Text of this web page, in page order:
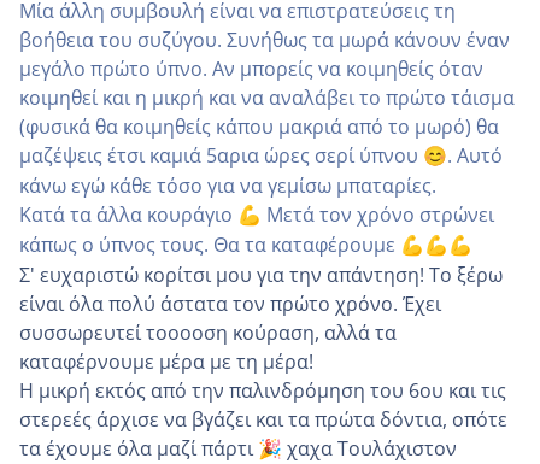
Μία άλλη συμβουλή είναι να επιστρατεύσεις τη
βοήθεια του συζύγου. Συνήθως τα μωρά κάνουν έναν
μεγάλο πρώτο ύπνο. Αν μπορείς να κοιμηθείς όταν
κοιμηθεί και η μικρή και να αναλάβει το πρώτο τάισμα
(φυσικά θα κοιμηθείς κάπου μακριά από το μωρό) θα
μαζέψεις έτσι καμιά 5αρια ώρες σερί ύπνου 😊. Αυτό
κάνω εγώ κάθε τόσο για να γεμίσω μπαταρίες.
Κατά τα άλλα κουράγιο 💪 Μετά τον χρόνο στρώνει
κάπως ο ύπνος τους. Θα τα καταφέρουμε 💪 💪 💪
Σ' ευχαριστώ κορίτσι μου για την απάντηση! Το ξέρω
είναι όλα πολύ άστατα τον πρώτο χρόνο. Έχει
συσσωρευτεί τοοοοση κούραση, αλλά τα
καταφέρνουμε μέρα με τη μέρα!
Η μικρή εκτός από την παλινδρόμηση του 6ου και τις
στερεές άρχισε να βγάζει και τα πρώτα δόντια, οπότε
τα έχουμε όλα μαζί πάρτι 🎉 χαχα Τουλάχιστον